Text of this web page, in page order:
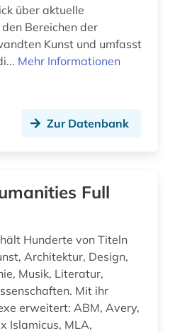
(4)
johann sebastian bach (2)
(1)
über aktuelle
Bereichen der
Kunst und umfasst
Mehr Informationen
Zur Datenbank
Full
Hunderte von Titeln
Architektur, Design,
Musik, Literatur,
Mit ihr
erweitert: ABM, Avery,
Islamicus, MLA,